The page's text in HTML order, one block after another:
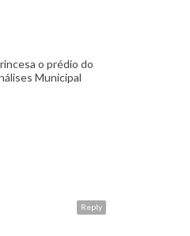
o prédio do
Municipal
Reply